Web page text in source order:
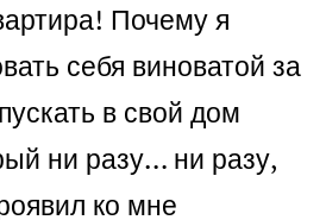
Почему я
себя виноватой за
в свой дом
ни разу… ни разу,
ко мне